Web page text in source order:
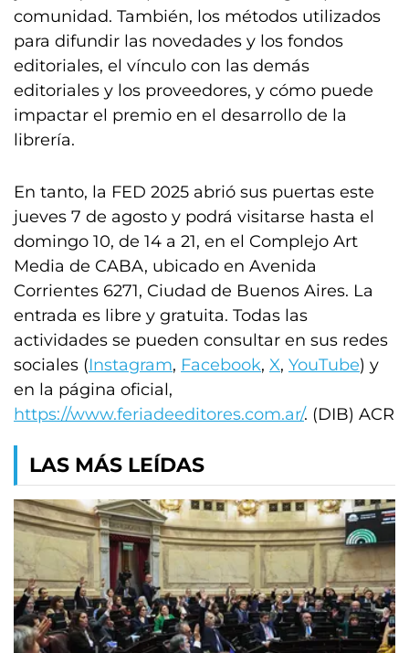
comunidad. También, los métodos utilizados
para difundir las novedades y los fondos
editoriales, el vínculo con las demás
editoriales y los proveedores, y cómo puede
impactar el premio en el desarrollo de la
librería.
En tanto, la FED 2025 abrió sus puertas este
jueves 7 de agosto y podrá visitarse hasta el
domingo 10, de 14 a 21, en el Complejo Art
Media de CABA, ubicado en Avenida
Corrientes 6271, Ciudad de Buenos Aires. La
entrada es libre y gratuita. Todas las
actividades se pueden consultar en sus redes
sociales (Instagram, Facebook, X, YouTube) y
en la página oficial,
https://www.feriadeeditores.com.ar/. (DIB) ACR
LAS MÁS LEÍDAS